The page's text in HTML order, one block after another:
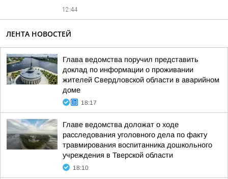
12:44
ЛЕНТА НОВОСТЕЙ
Глава ведомства поручил представить
доклад по информации о проживании
жителей Свердловской области в аварийном
доме
18:17
Главе ведомства доложат о ходе
расследования уголовного дела по факту
травмирования воспитанника дошкольного
учреждения в Тверской области
18:10